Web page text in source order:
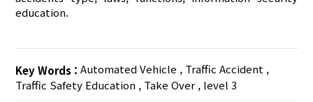
education.
Key Words :Automated Vehicle , Traffic Accident ,
Traffic Safety Education , Take Over , level 3